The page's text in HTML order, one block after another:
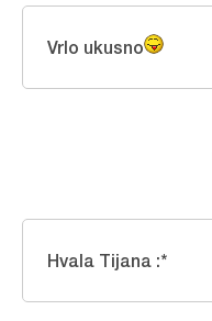
Vrlo ukusno
Hvala Tijana :*